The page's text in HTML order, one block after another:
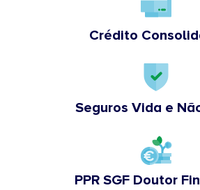
Crédito
Seguros Vida e
PPR SGF Doutor